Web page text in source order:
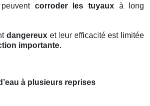
corroder les tuyaux à long
dangereuxet leur efficacité est limitée
importante.
à plusieurs reprises